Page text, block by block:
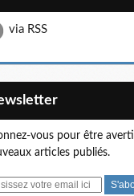
via RSS
vous pour être
articles publiés.